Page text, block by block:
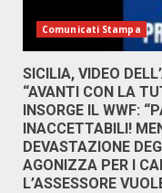
Comunicati Stampa
SICILIA, VIDEO
“AVANTI CON LA
INSORGE IL WWF:
INACCETTABILI!
DEVASTAZIONE
AGONIZZA PER I
L’ASSESSORE